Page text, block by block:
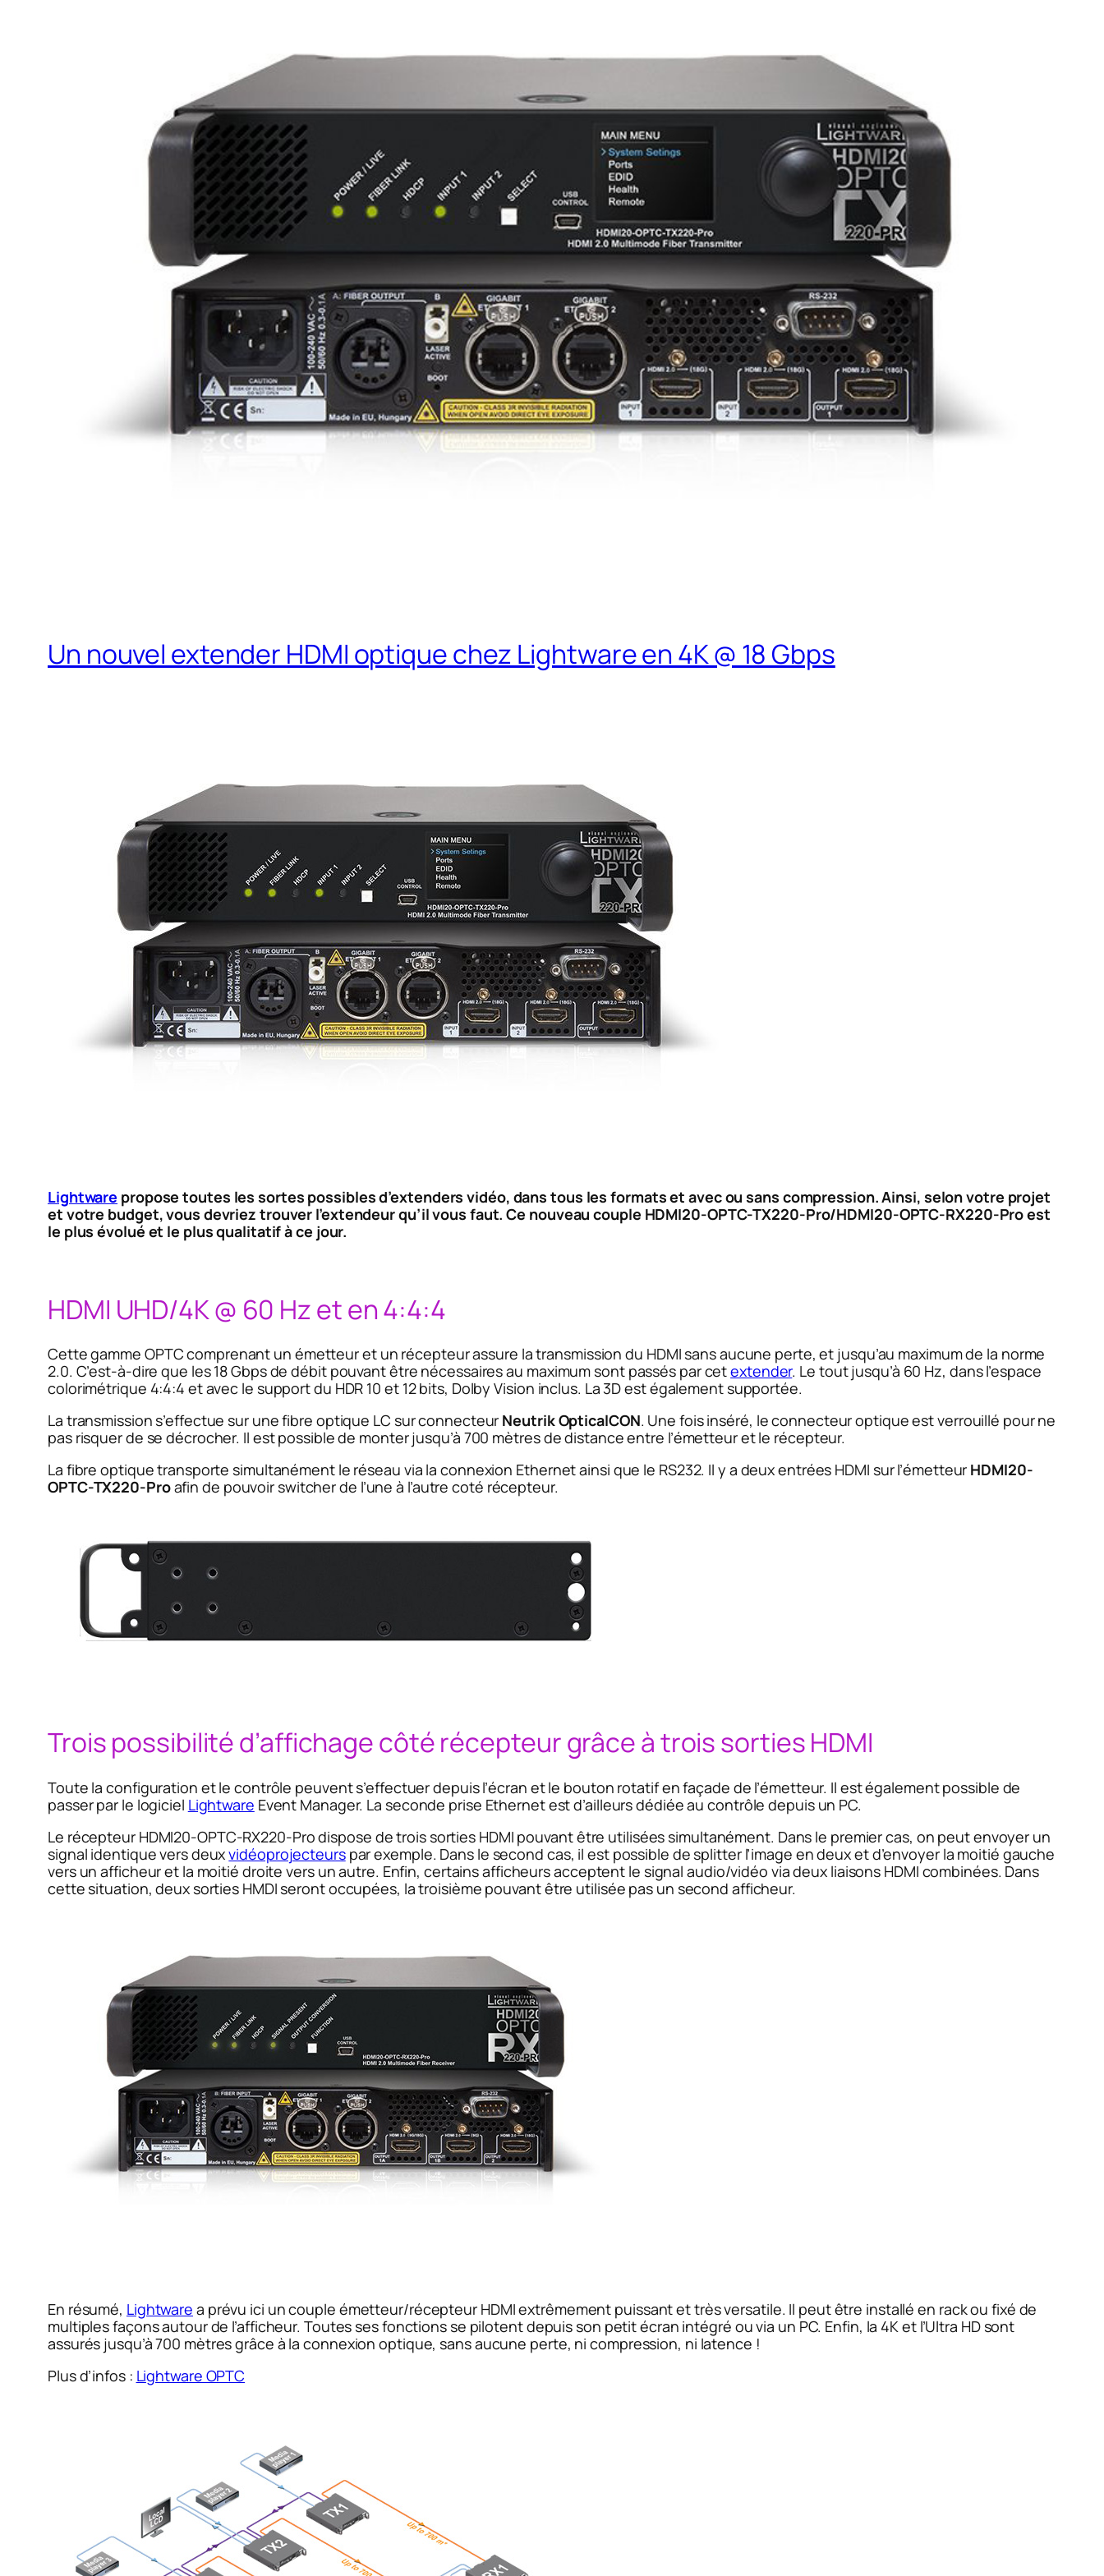
Un nouvel extender HDMI optique chez Lightware en 4K @ 18 Gbps
Lightware propose toutes les sortes possibles d’extenders vidéo, dans tous les formats et avec ou sans compression. Ainsi, selon votre projet
et votre budget, vous devriez trouver l’extendeur qu’il vous faut. Ce nouveau couple HDMI20-OPTC-TX220-Pro/HDMI20-OPTC-RX220-Pro est
le plus évolué et le plus qualitatif à ce jour.
HDMI UHD/4K @ 60 Hz et en 4:4:4
Cette gamme OPTC comprenant un émetteur et un récepteur assure la transmission du HDMI sans aucune perte, et jusqu’au maximum de la norme
2.0. C’est-à-dire que les 18 Gbps de débit pouvant être nécessaires au maximum sont passés par cetextender. Le tout jusqu’à 60 Hz, dans l’espace
colorimétrique 4:4:4 et avec le support du HDR 10 et 12 bits, Dolby Vision inclus. La 3D est également supportée.
La transmission s’effectue sur une fibre optique LC sur connecteur Neutrik OpticalCON. Une fois inséré, le connecteur optique est verrouillé pour ne
pas risquer de se décrocher. Il est possible de monter jusqu’à 700 mètres de distance entre l’émetteur et le récepteur.
La fibre optique transporte simultanément le réseau via la connexion Ethernet ainsi que le RS232. Il y a deux entrées HDMI sur l’émetteur HDMI20-
OPTC-TX220-Proafin de pouvoir switcher de l’une à l’autre coté récepteur.
Trois possibilité d’affichage côté récepteur grâce à trois sorties HDMI
Toute la configuration et le contrôle peuvent s’effectuer depuis l’écran et le bouton rotatif en façade de l’émetteur. Il est également possible de
passer par le logiciel Lightware Event Manager. La seconde prise Ethernet est d’ailleurs dédiée au contrôle depuis un PC.
Le récepteur HDMI20-OPTC-RX220-Pro dispose de trois sorties HDMI pouvant être utilisées simultanément. Dans le premier cas, on peut envoyer un
signal identique vers deuxvidéoprojecteurspar exemple. Dans le second cas, il est possible de splitter l’image en deux et d’envoyer la moitié gauche
vers un afficheur et la moitié droite vers un autre. Enfin, certains afficheurs acceptent le signal audio/vidéo via deux liaisons HDMI combinées. Dans
cette situation, deux sorties HMDI seront occupées, la troisième pouvant être utilisée pas un second afficheur.
En résumé, Lightware a prévu ici un couple émetteur/récepteur HDMI extrêmement puissant et très versatile. Il peut être installé en rack ou fixé de
multiples façons autour de l’afficheur. Toutes ses fonctions se pilotent depuis son petit écran intégré ou via un PC. Enfin, la 4K et l’Ultra HD sont
assurés jusqu’à 700 mètres grâce à la connexion optique, sans aucune perte, ni compression, ni latence !
Plus d’infos : Lightware OPTC